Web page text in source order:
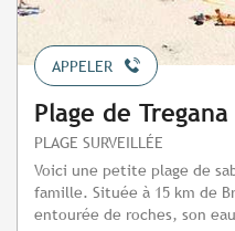
APPELER
Plage de Tregana
PLAGE SURVEILLÉE
Voici une petite plage de
famille. Située à 15 km de
entourée de roches, son